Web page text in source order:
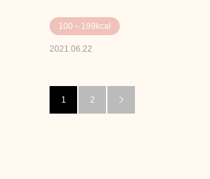
100～199kcal
2021.06.22
1 2 